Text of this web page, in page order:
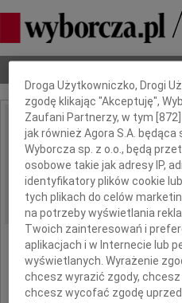
IMIĘ I NAZWISKO:
REGION: Zielona Góra
DATA EMISJI: 08.01.2018
Z
Dbamy o Twoją prywatność
Droga Użytkowniczko, Drogi
zgodę klikając "Akceptuję",
Zaufani Partnerzy, w tym [872
jak również Agora S.A. będąca
Wyborcza sp. z o.o., będą
osobowe takie jak adresy IP,
identyfikatory plików cookie
tych plikach do celów
na potrzeby wyświetlania
Twoich zainteresowań i
aplikacjach i w Internecie lub
wyświetlanych. Wyrażenie
chcesz wyrazić zgody,
chcesz wycofać zgodę